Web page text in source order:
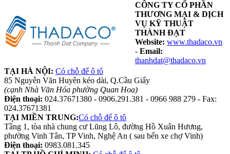
CÔNG TY CỔ PHẦN
THƯƠNG MẠI & DỊCH
VỤ KỸ THUẬT
THÀNH ĐẠT
Website: www.thadaco.vn
- Email:
thanhdat@thadaco.vn
TẠI HÀ NỘI: Có chỗ để ô tô
85 Nguyễn Văn Huyên kéo dài, Q.Cầu Giấy
(cạnh Nhà Văn Hóa phường Quan Hoa)
Điện thoại: 024.37671380 - 0906.291.381 - 0966 988 279 - Fax:
024.37671381
TẠI MIỀN TRUNG:Có chỗ để ô tô
Tầng 1, tòa nhà chung cư Lũng Lô, đường Hồ Xuân Hương,
phường Vinh Tân, TP Vinh, Nghệ An ( sau bến xe chợ Vinh)
Điện thoại: 0983.081.345